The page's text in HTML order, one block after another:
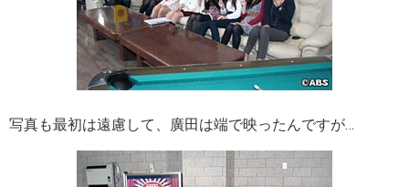
写真も最初は遠慮して、廣田は端で映ったんですが…